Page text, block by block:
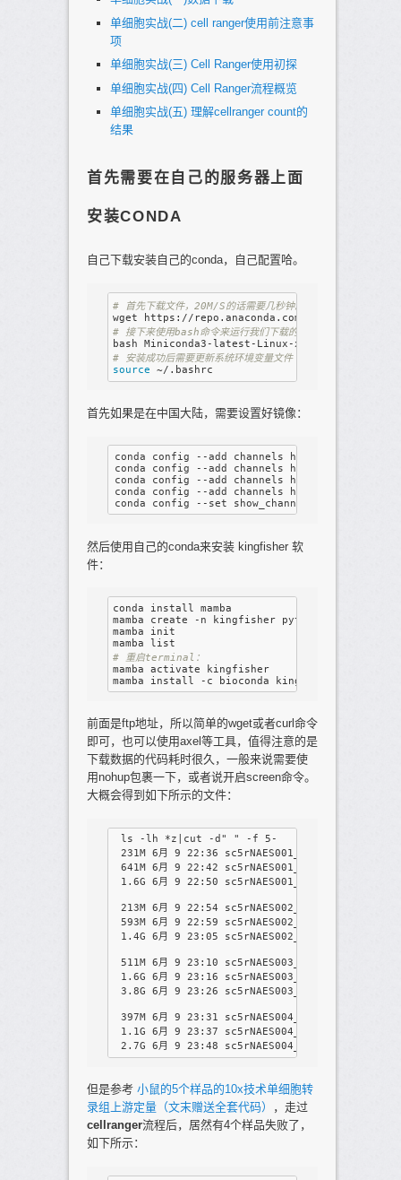
单细胞实战(二) cell ranger使用前注意事
项
单细胞实战(三) Cell Ranger使用初探
单细胞实战(四) Cell Ranger流程概览
单细胞实战(五) 理解cellranger count的
结果
首先需要在自己的服务器上面
安装CONDA
自己下载安装自己的conda，自己配置哈。
# 首先下载文件，20M/S的话需要几秒钟即可
# 接下来使用bash命令来运行我们下载的文件，记得是一路yes
# 安装成功后需要更新系统环境变量文件
source
首先如果是在中国大陆，需要设置好镜像：
conda config --add channels https://
conda config --add channels https://
conda config --add channels https://
conda config --add channels https://
然后使用自己的conda来安装 kingfisher 软
件：
conda install mamba
mamba create -n kingfisher python=
mamba init
# 重启terminal：
mamba activate kingfisher
前面是ftp地址，所以简单的wget或者curl命令
即可，也可以使用axel等工具，值得注意的是
下载数据的代码耗时很久，一般来说需要使
用nohup包裹一下，或者说开启screen命令。
大概会得到如下所示的文件：
ls -lh *z|cut -d" " -f 5-
231M 6月 9 22:36
641M 6月 9 22:42
1.6G 6月 9 22:50
213M 6月 9 22:54
593M 6月 9 22:59
1.4G 6月 9 23:05
511M 6月 9 23:10
1.6G 6月 9 23:16
3.8G 6月 9 23:26
397M 6月 9 23:31
1.1G 6月 9 23:37
但是参考 小鼠的5个样品的10x技术单细胞转
录组上游定量（文末赠送全套代码）
，走过
cellranger流程后，居然有4个样品失败了，
如下所示：